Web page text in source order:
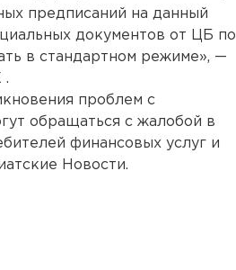
предписаний на данный
документов от ЦБ по
в стандартном режиме», —
.
проблем с
обращаться с жалобой в
финансовых услуг и
Новости.